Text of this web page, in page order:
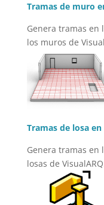
Tramas de muro
Genera tramas en
los muros de
Tramas de losa
Genera tramas en
losas de